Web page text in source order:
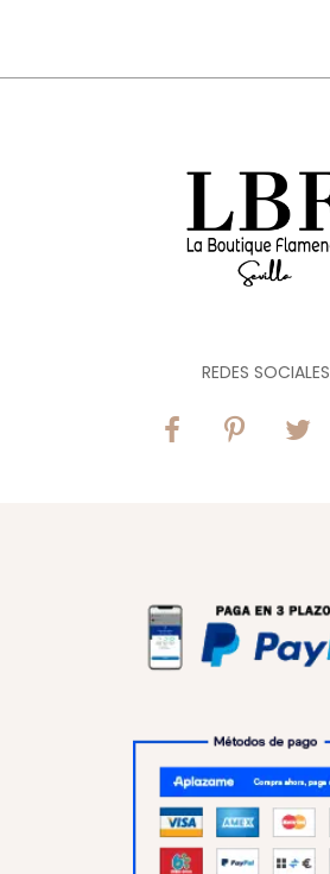
REDES SOCIALES